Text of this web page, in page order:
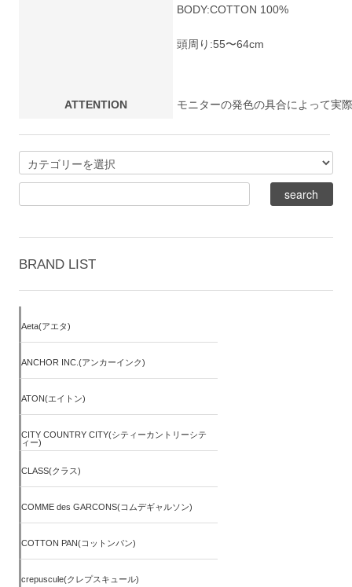
BODY:COTTON 100%
頭周り:55〜64cm
ATTENTION モニターの発色の具合によって実
BRAND LIST
Aeta(アエタ)
ANCHOR INC.(アンカーインク)
ATON(エイトン)
CITY COUNTRY CITY(シティーカントリーシテ
ィー)
CLASS(クラス)
COMME des GARCONS(コムデギャルソン)
COTTON PAN(コットンパン)
crepuscule(クレプスキュール)